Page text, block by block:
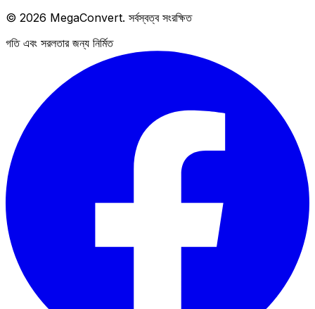
© 2026 MegaConvert. সর্বস্বত্ব সংরক্ষিত
গতি এবং সরলতার জন্য নির্মিত